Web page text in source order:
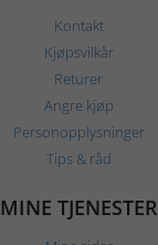
Kontakt
Kjøpsvilkår
Returer
Angre kjøp
Personopplysninger
Tips & råd
MINE TJENESTER